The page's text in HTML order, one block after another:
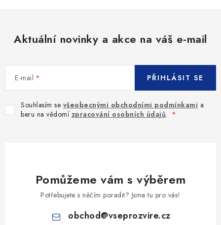
Aktuální novinky a akce na váš e-mail
E-mail
Souhlasím se všeobecnými obchodními podmínkami a
beru na vědomí zpracování osobních údajů.
PŘIHLÁSIT SE
Pomůžeme vám s výběrem
Potřebujete s něčím poradit? Jsme tu pro vás!
obchod@vseprozvire.cz